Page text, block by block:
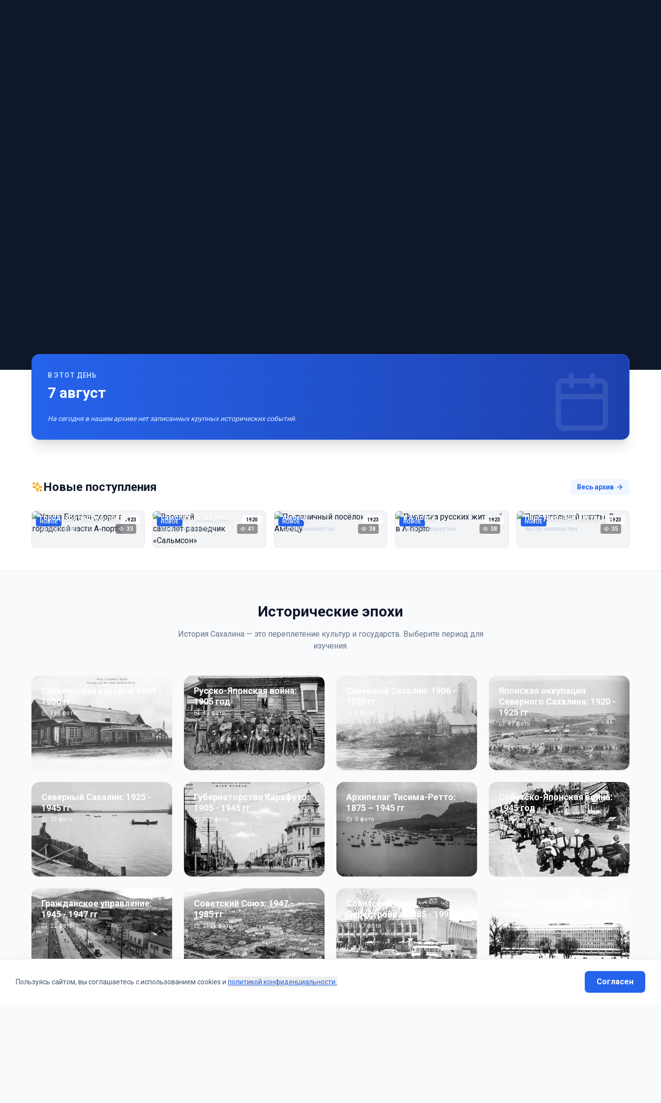
В ЭТОТ ДЕНЬ
7 август
На сегодня в нашем архиве нет записанных крупных исторических событий.
Новые поступления Весь архив
НОВОЕ 1923
Улица Бидзэн‑дорри в
городской части А‑порта
Автор неизвестен 33
НОВОЕ 1920
Военный
самолёт‑разведчик
«Сальмсон»
Автор неизвестен 41
НОВОЕ 1923
Пограничный посёлок
Амбецу
Автор неизвестен 38
НОВОЕ 1923
Прогулка русских жителей
в А‑порте
Автор неизвестен 38
НОВОЕ 1923
Пирс угольной шахты Дуэ
Автор неизвестен 35
Исторические эпохи
История Сахалина — это переплетение культур и государств. Выберите период для
изучения.
Сахалинская каторга: 1869 -
1906 гг
156фото
Русско-Японская война:
1905 год
43фото
Северный Сахалин: 1906 -
Японская оккупация
Северного Сахалина: 1920 -
1925 гг
97фото
Северный Сахалин: 1925 -
1945 гг
73 фото
Губернаторство Карафуто:
1905 - 1945 гг
820фото
Архипелаг Тисима-Ретто:
1875 – 1945 гг
5фото
Советско-Японская война:
1945 год
50фото
Гражданское управление:
1945 - 1947 гг
22фото
Советский Союз: 1947 -
1985 гг
2121фото
Советский Союз.
Перестройка: 1985 - 1991 гг
187фото 13фото
Пользуясь сайтом, вы соглашаетесь с использованием cookies и политикой конфиденциальности. Согласен